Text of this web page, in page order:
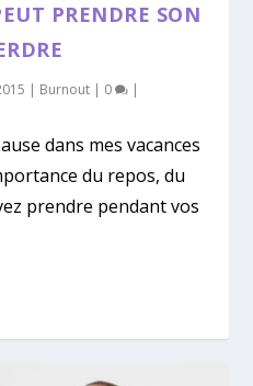
PRENDRE SON
| Burnout | 0 |
dans mes vacances
du repos, du
prendre pendant vos